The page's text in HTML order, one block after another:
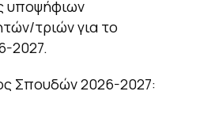
υποψήφιων
τριών για το
2027.
Σπουδών 2026-2027: